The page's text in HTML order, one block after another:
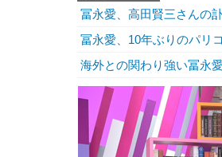
冨永愛、高田賢三さんの
冨永愛、10年ぶりのパリ
海外との関わり強い冨永